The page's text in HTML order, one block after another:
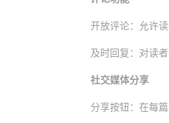
开放评论：允许
及时回复：对读
社交媒体分享
分享按钮：在每